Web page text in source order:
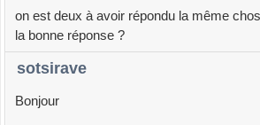
on est deux à avoir répondu la même
la bonne réponse ?
sotsirave
Bonjour